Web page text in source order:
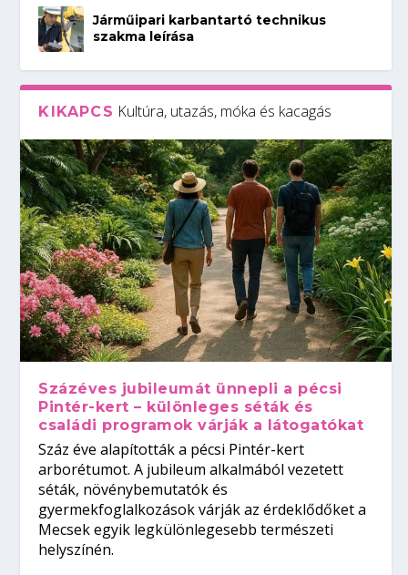
Járműipari karbantartó technikus
szakma leírása
KIKAPCS Kultúra, utazás, móka és kacagás
Százéves jubileumát ünnepli a pécsi
Pintér-kert – különleges séták és
családi programok várják a látogatókat
Száz éve alapították a pécsi Pintér-kert
arborétumot. A jubileum alkalmából vezetett
séták, növénybemutatók és
gyermekfoglalkozások várják az érdeklődőket a
Mecsek egyik legkülönlegesebb természeti
helyszínén.